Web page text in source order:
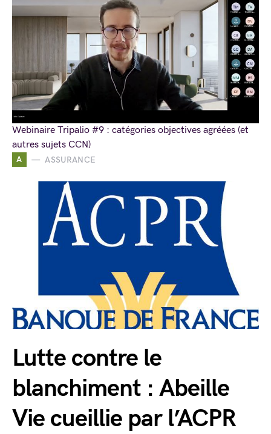
A ASSURANCE
Lutte contre le
blanchiment : Abeille
Vie cueillie par l’ACPR
Webinaire Tripalio #9 : catégories objectives agréées (et
autres sujets CCN)